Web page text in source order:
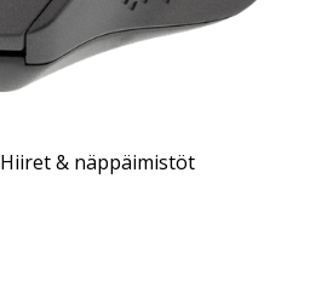
Hiiret & näppäimistöt